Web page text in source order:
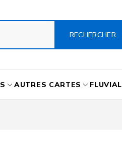
AUTRES CARTES FLUVIAL